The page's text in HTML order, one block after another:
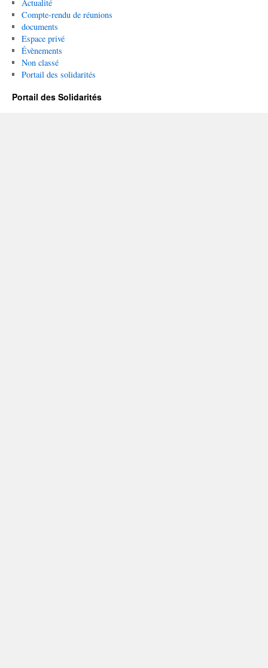
Actualité
Compte-rendu de réunions
documents
Espace privé
Évènements
Non classé
Portail des solidarités
Portail des Solidarités